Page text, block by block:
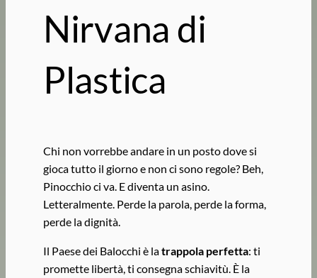
Nirvana di
Plastica
Chi non vorrebbe andare in un posto dove si
gioca tutto il giorno e non ci sono regole? Beh,
Pinocchio ci va. E diventa un asino.
Letteralmente. Perde la parola, perde la forma,
perde la dignità.
Il Paese dei Balocchi è latrappola perfetta: ti
promette libertà, ti consegna schiavitù. È la